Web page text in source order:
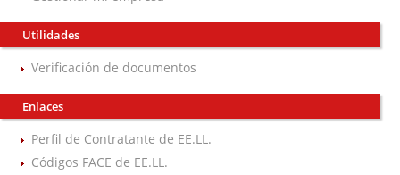
Utilidades
Verificación de documentos
Enlaces
Perfil de Contratante de EE.LL.
Códigos FACE de EE.LL.